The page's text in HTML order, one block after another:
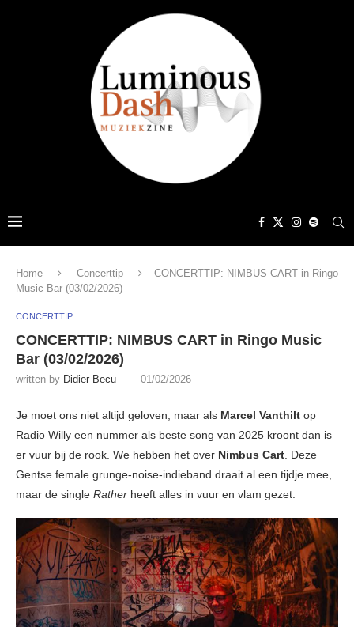
Home Concerttip
CONCERTTIP: NIMBUS CART in Ringo
Music Bar (03/02/2026)
CONCERTTIP
CONCERTTIP: NIMBUS CART in Ringo Music
Bar (03/02/2026)
written by Didier Becu 01/02/2026
Je moet ons niet altijd geloven, maar als Marcel Vanthilt op
Radio Willy een nummer als beste song van 2025 kroont dan is
er vuur bij de rook. We hebben het over Nimbus Cart. Deze
Gentse female grunge-noise-indieband draait al een tijdje mee,
maar de single Rather heeft alles in vuur en vlam gezet.